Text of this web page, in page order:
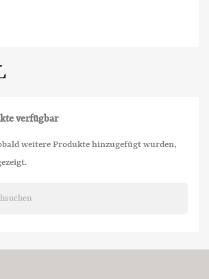
verfügbar
weitere Produkte hinzugefügt wurden,